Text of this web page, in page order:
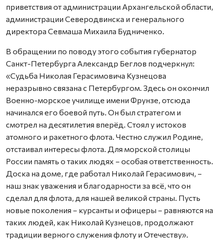
приветствия от администрации Архангельской области,
администрации Северодвинска и генерального
директора Севмаша Михаила Будниченко.
В обращении по поводу этого события губернатор
Санкт-Петербурга Александр Беглов подчеркнул:
«Судьба Николая Герасимовича Кузнецова
неразрывно связана с Петербургом. Здесь он окончил
Военно-морское училище имени Фрунзе, отсюда
начинался его боевой путь. Он был стратегом и
смотрел на десятилетия вперёд. Стоял у истоков
атомного и ракетного флота. Честно служил Родине,
отстаивал интересы флота. Для морской столицы
России память о таких людях – особая ответственность.
Доска на доме, где работал Николай Герасимович, –
наш знак уважения и благодарности за всё, что он
сделал для флота, для нашей великой страны. Пусть
новые поколения – курсанты и офицеры – равняются на
таких людей, как Николай Кузнецов, продолжают
традиции верного служения флоту и Отечеству».